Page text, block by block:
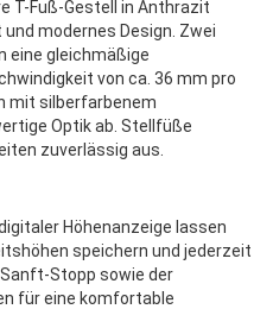
T-Fuß-Gestell in Anthrazit
modernes Design. Zwei
eine gleichmäßige
von ca. 36 mm pro
mit silberfarbenem
Optik ab. Stellfüße
zuverlässig aus.
Höhenanzeige lassen
speichern und jederzeit
Stopp sowie der
für eine komfortable